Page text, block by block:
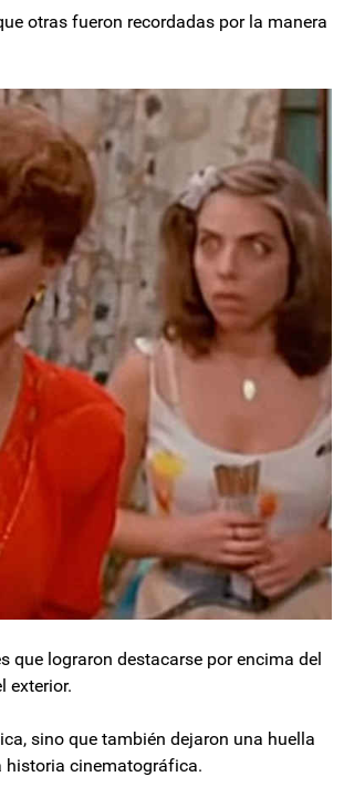
otras fueron recordadas por la manera
lograron destacarse por encima del
exterior.
sino que también dejaron una huella
historia cinematográfica.